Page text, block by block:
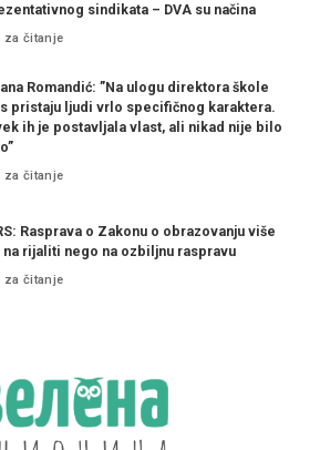
sindikata – DVA su načina
za čitanje
Romandić: ”Na ulogu direktora škole
pristaju ljudi vrlo specifičnog karaktera.
ih je postavljala vlast, ali nikad nije bilo
za čitanje
Rasprava o Zakonu o obrazovanju više
na rijaliti nego na ozbiljnu raspravu
za čitanje